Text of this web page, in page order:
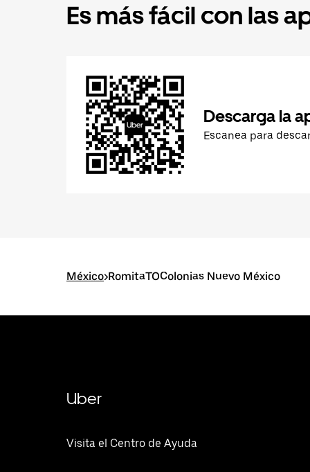
Es más fácil con las
Descarga la
Escanea para
México>RomitaTOColonias Nuevo México
Uber
Visita el Centro de Ayuda